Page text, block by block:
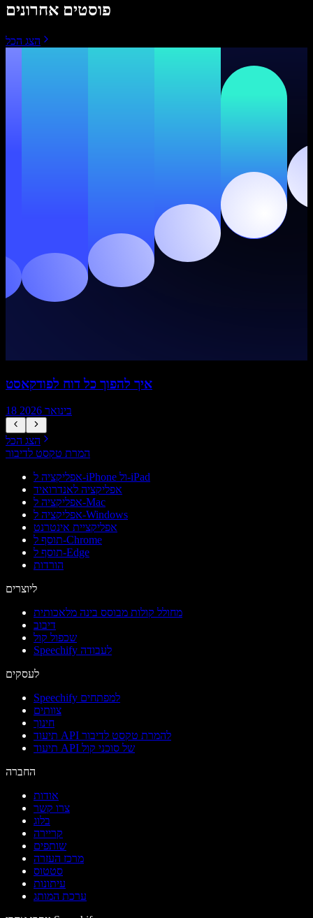
פוסטים אחרונים
הצג הכל
איך להפוך כל דוח לפודקאסט
18 בינואר 2026
הצג הכל
המרת טקסט לדיבור
אפליקציה ל-iPhone ול-iPad
אפליקציה לאנדרואיד
אפליקציה ל-Mac
אפליקציה ל-Windows
אפליקציית אינטרנט
תוסף ל-Chrome
תוסף ל-Edge
הורדות
ליוצרים
מחולל קולות מבוסס בינה מלאכותית
דיבוב
שכפול קול
Speechify לעבודה
לעסקים
Speechify למפתחים
צוותים
חינוך
תיעוד API להמרת טקסט לדיבור
תיעוד API של סוכני קול
החברה
אודות
צרו קשר
בלוג
קריירה
שותפים
מרכז העזרה
סטטוס
עיתונות
ערכת המותג